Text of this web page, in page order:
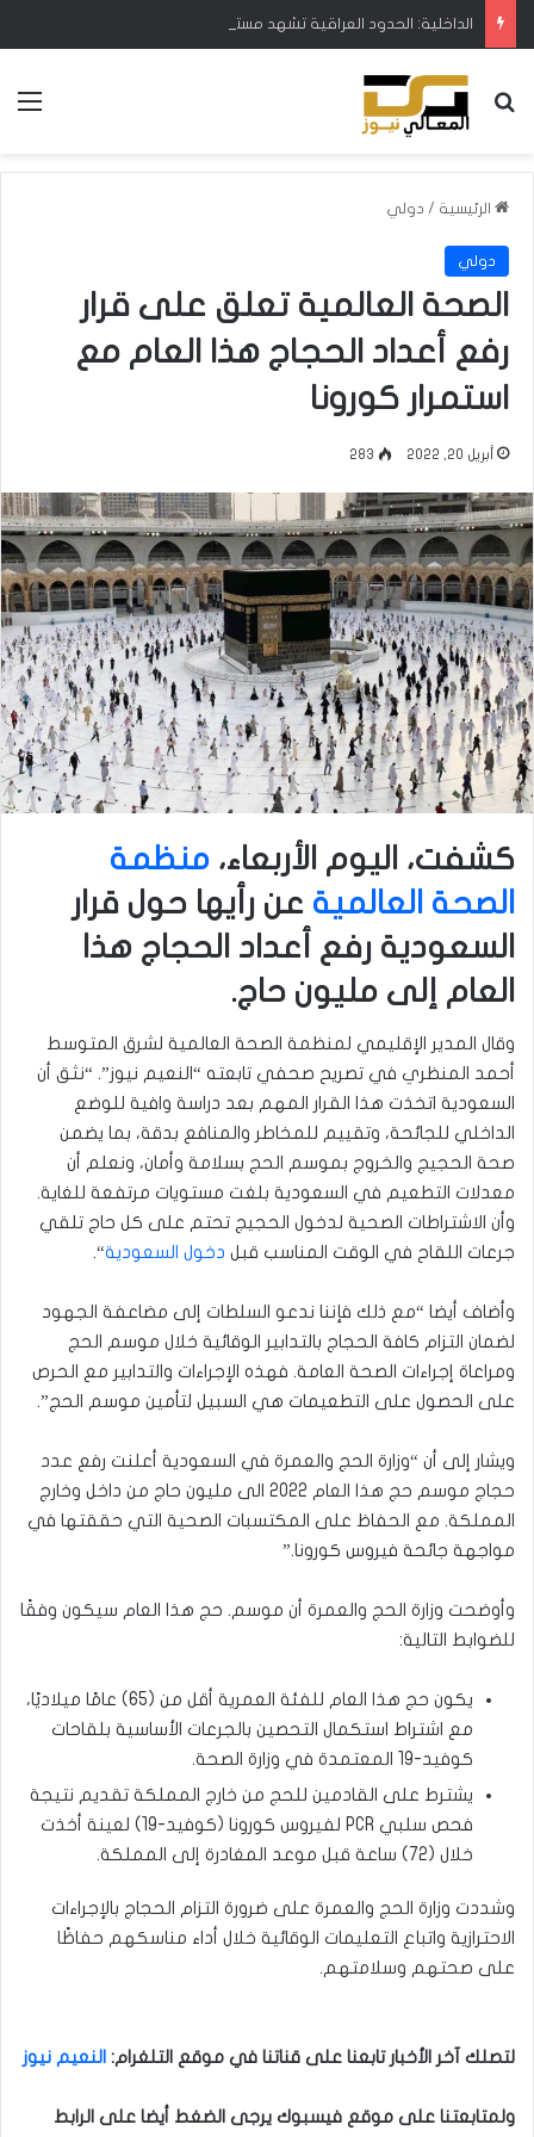
الداخلية: الحدود العراقية تشهد مستوى عالياً من الأمن والاستقرار
بحث عن
الرئيسية / دولي
دولي
الصحة العالمية تعلق على قرار
رفع أعداد الحجاج هذا العام مع
استمرار كورونا
أبريل 20, 2022 283
كشفت، اليوم الأربعاء، منظمة
الصحة العالمية عن رأيها حول قرار
السعودية رفع أعداد الحجاج هذا
العام إلى مليون حاج.
وقال المدير الإقليمي لمنظمة الصحة العالمية لشرق المتوسط
أحمد المنظري في تصريح صحفي تابعته “النعيم نيوز”. “نثق أن
السعودية اتخذت هذا القرار المهم بعد دراسة وافية للوضع
الداخلي للجائحة، وتقييم للمخاطر والمنافع بدقة، بما يضمن
صحة الحجيج والخروج بموسم الحج بسلامة وأمان، ونعلم أن
معدلات التطعيم في السعودية بلغت مستويات مرتفعة للغاية.
وأن الاشتراطات الصحية لدخول الحجيج تحتم على كل حاج تلقي
جرعات اللقاح في الوقت المناسب قبل دخول السعودية“.
وأضاف أيضا “مع ذلك فإننا ندعو السلطات إلى مضاعفة الجهود
لضمان التزام كافة الحجاج بالتدابير الوقائية خلال موسم الحج
ومراعاة إجراءات الصحة العامة. فهذه الإجراءات والتدابير مع الحرص
على الحصول على التطعيمات هي السبيل لتأمين موسم الحج”.
ويشار إلى أن “وزارة الحج والعمرة في السعودية أعلنت رفع عدد
حجاج موسم حج هذا العام 2022 الى مليون حاج من داخل وخارج
المملكة. مع الحفاظ على المكتسبات الصحية التي حققتها في
مواجهة جائحة فيروس كورونا.”
وأوضحت وزارة الحج والعمرة أن موسم. حج هذا العام سيكون وفقًا
للضوابط التالية:
يكون حج هذا العام للفئة العمرية أقل من (65) عامًا ميلاديًا،
مع اشتراط استكمال التحصين بالجرعات الأساسية بلقاحات
كوفيد-19 المعتمدة في وزارة الصحة.
يشترط على القادمين للحج من خارج المملكة تقديم نتيجة
فحص سلبي PCR لفيروس كورونا (كوفيد-19) لعينة أخذت
خلال (72) ساعة قبل موعد المغادرة إلى المملكة.
وشددت وزارة الحج والعمرة على ضرورة التزام الحجاج بالإجراءات
الاحترازية واتباع التعليمات الوقائية خلال أداء مناسكهم حفاظًا
على صحتهم وسلامتهم.
لتصلك آخر الأخبار تابعنا على قناتنا في موقع التلغرام: النعيم نيوز
ولمتابعتنا على موقع فيسبوك يرجى الضغط أيضا على الرابط